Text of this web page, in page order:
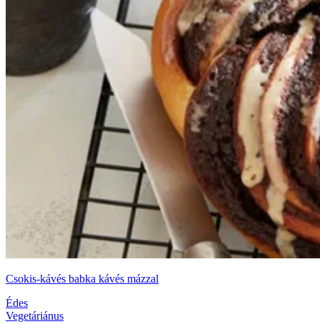
Csokis-kávés babka kávés mázzal
Édes
Vegetáriánus